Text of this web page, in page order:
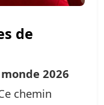
de
2026
chemin